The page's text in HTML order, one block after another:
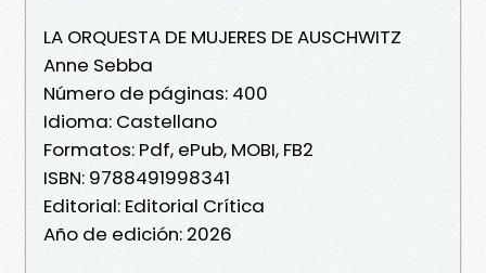
LA ORQUESTA DE MUJERES DE AUSCHWITZ
Anne Sebba
Número de páginas: 400
Idioma: Castellano
Formatos: Pdf, ePub, MOBI, FB2
ISBN: 9788491998341
Editorial: Editorial Crítica
Año de edición: 2026